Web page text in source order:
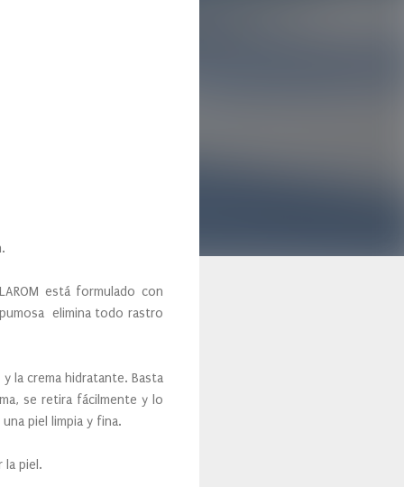
está formulado con
elimina todo rastro
crema hidratante. Basta
se retira fácilmente y lo
piel limpia y fina.
piel.